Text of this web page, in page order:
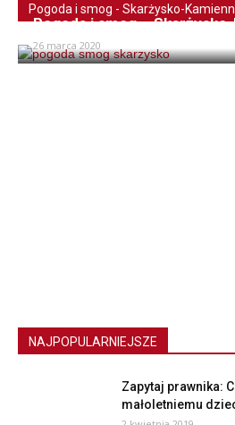
Pogoda i smog - Skarżysko-
Pogoda i smog –
26 marca 2020
NAJPOPULARNIEJSZE
Zapytaj prawnika:
małoletniemu